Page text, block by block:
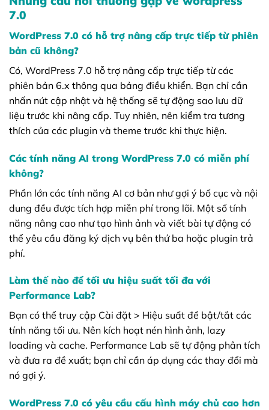
7.0
WordPress 7.0 có hỗ trợ nâng cấp trực tiếp từ phiên
bản cũ không?
Có, WordPress 7.0 hỗ trợ nâng cấp trực tiếp từ các
phiên bản 6.x thông qua bảng điều khiển. Bạn chỉ cần
nhấn nút cập nhật và hệ thống sẽ tự động sao lưu dữ
liệu trước khi nâng cấp. Tuy nhiên, nên kiểm tra tương
thích của các plugin và theme trước khi thực hiện.
Các tính năng AI trong WordPress 7.0 có miễn phí
không?
Phần lớn các tính năng AI cơ bản như gợi ý bố cục và nội
dung đều được tích hợp miễn phí trong lõi. Một số tính
năng nâng cao như tạo hình ảnh và viết bài tự động có
thể yêu cầu đăng ký dịch vụ bên thứ ba hoặc plugin trả
phí.
Làm thế nào để tối ưu hiệu suất tối đa với
Performance Lab?
Bạn có thể truy cập Cài đặt > Hiệu suất để bật/tắt các
tính năng tối ưu. Nên kích hoạt nén hình ảnh, lazy
loading và cache. Performance Lab sẽ tự động phân tích
và đưa ra đề xuất; bạn chỉ cần áp dụng các thay đổi mà
nó gợi ý.
WordPress 7.0 có yêu cầu cấu hình máy chủ cao hơn